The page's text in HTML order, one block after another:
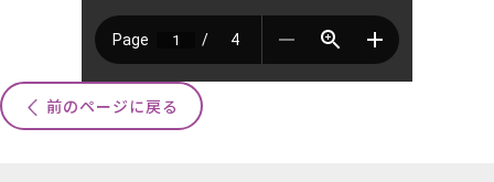
前のページに戻る